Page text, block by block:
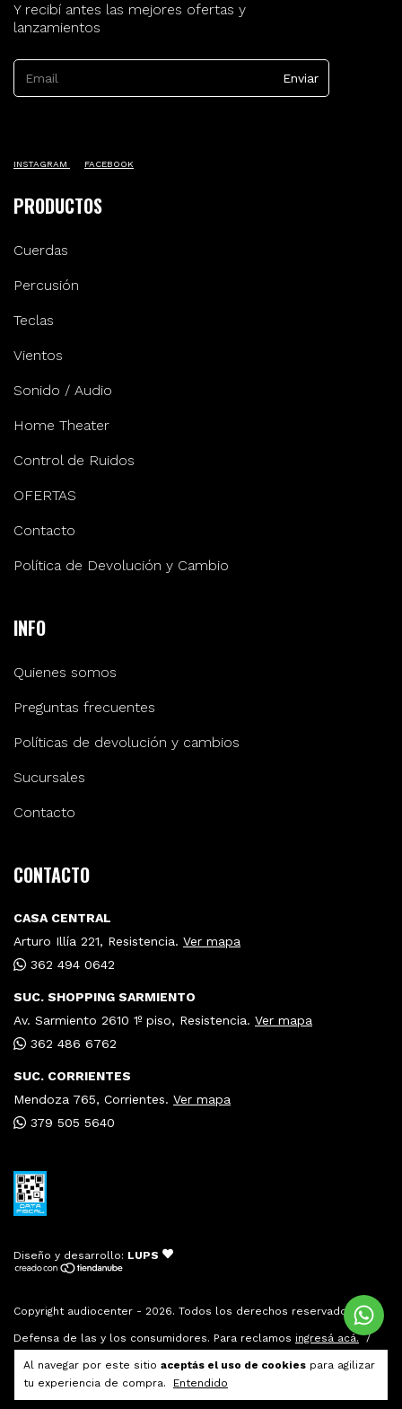
Al navegar por este sitio aceptás el uso de cookies para agilizar
tu experiencia de compra.
Entendido
Y recibí antes las mejores ofertas y
lanzamientos
INSTAGRAM FACEBOOK
PRODUCTOS
Cuerdas
Percusión
Teclas
Vientos
Sonido / Audio
Home Theater
Control de Ruidos
OFERTAS
Contacto
Política de Devolución y Cambio
INFO
Quienes somos
Preguntas frecuentes
Políticas de devolución y cambios
Sucursales
Contacto
CONTACTO
CASA CENTRAL
Arturo Illía 221, Resistencia. Ver mapa
362 494 0642
SUC. SHOPPING SARMIENTO
Av. Sarmiento 2610 1º piso, Resistencia. Ver mapa
362 486 6762
SUC. CORRIENTES
Mendoza 765, Corrientes. Ver mapa
379 505 5640
Diseño y desarrollo: LUPS
Copyright audiocenter - 2026. Todos los derechos reservados.
Defensa de las y los consumidores. Para reclamos ingresá acá. /
Botón de arrepentimiento